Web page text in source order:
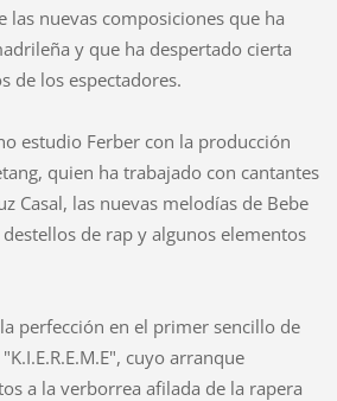
las nuevas composiciones que ha
y que ha despertado cierta
de los espectadores.
estudio Ferber con la producción
quien ha trabajado con cantantes
Casal, las nuevas melodías de Bebe
de rap y algunos elementos
perfección en el primer sencillo de
cuyo arranque
a la verborrea afilada de la rapera